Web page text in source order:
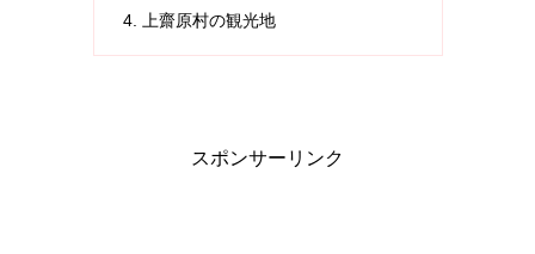
上齋原村の観光地
スポンサーリンク